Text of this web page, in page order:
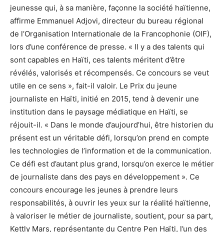
jeunesse qui, à sa manière, façonne la société haïtienne,
affirme Emmanuel Adjovi, directeur du bureau régional
de l’Organisation Internationale de la Francophonie (OIF),
lors d’une conférence de presse. « Il y a des talents qui
sont capables en Haïti, ces talents méritent d’être
révélés, valorisés et récompensés. Ce concours se veut
utile en ce sens », fait-il valoir. Le Prix du jeune
journaliste en Haïti, initié en 2015, tend à devenir une
institution dans le paysage médiatique en Haïti, se
réjouit-il. « Dans le monde d’aujourd’hui, être historien du
présent est un véritable défi, lorsqu’on prend en compte
les technologies de l’information et de la communication.
Ce défi est d’autant plus grand, lorsqu’on exerce le métier
de journaliste dans des pays en développement ». Ce
concours encourage les jeunes à prendre leurs
responsabilités, à ouvrir les yeux sur la réalité haïtienne,
à valoriser le métier de journaliste, soutient, pour sa part,
Kettly Mars, représentante du Centre Pen Haïti, l’un des